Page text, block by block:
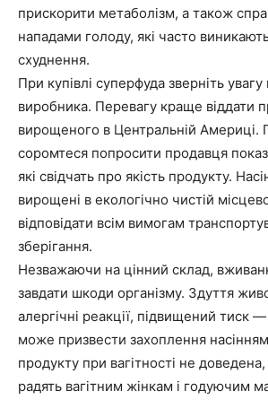
прискорити метаболізм, а також
нападами голоду, які часто
схуднення.
При купівлі суперфуда зверніть увагу
виробника. Перевагу краще віддати
вирощеного в Центральній Америці.
соромтеся попросити продавця
які свідчать про якість продукту.
вирощені в екологічно чистій
відповідати всім вимогам
зберігання.
Незважаючи на цінний склад,
завдати шкоди організму. Здуття
алергічні реакції, підвищений тиск
може призвести захоплення
продукту при вагітності не
радять вагітним жінкам і годуючим